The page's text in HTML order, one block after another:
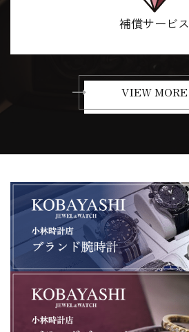
補償サービス
VIEW MORE